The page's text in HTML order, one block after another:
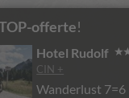
offerte!
Hotel Rudolf
CIN +
Wanderlust 4=3